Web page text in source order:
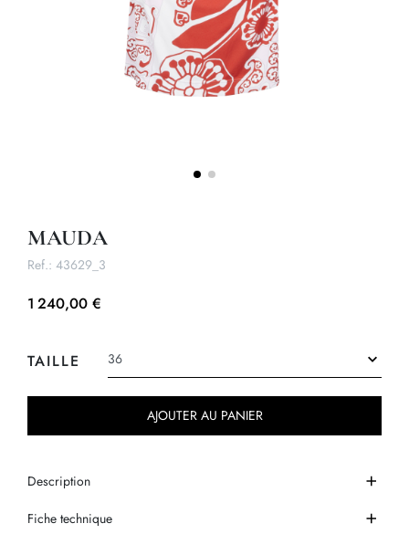
MAUDA
Ref.: 43629_3
1 240,00 €
TAILLE
AJOUTER AU PANIER
Description
Fiche technique